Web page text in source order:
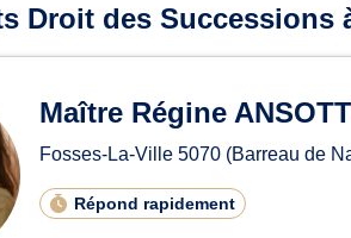
Droit des Successions
Maître Régine
Fosses-La-Ville 5070 (Barreau de
Répond rapidement